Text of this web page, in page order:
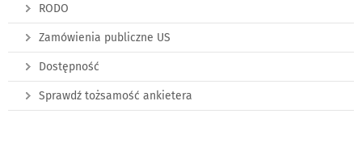
RODO
Zamówienia publiczne US
Dostępność
Sprawdź tożsamość ankietera